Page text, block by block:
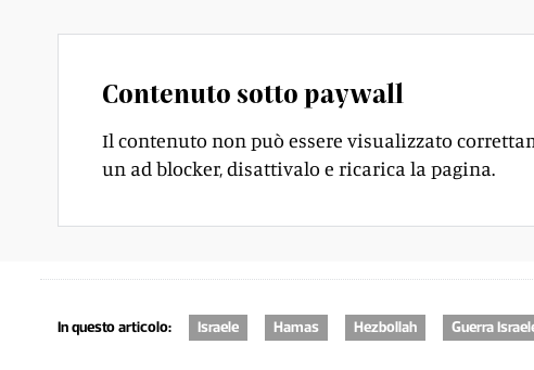
Contenuto sotto paywall
Il contenuto non può essere visualizzato
un ad blocker, disattivalo e ricarica la pagina.
In questo articolo: Israele Hamas Hezbollah Guerra